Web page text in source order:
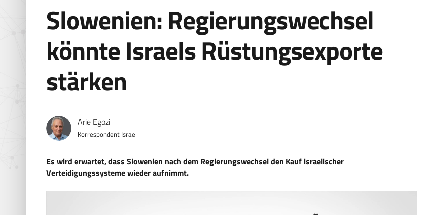
Slowenien: Regierungswechsel
könnte Israels Rüstungsexporte
stärken
Arie Egozi
Korrespondent Israel
Es wird erwartet, dass Slowenien nach dem Regierungswechsel den Kauf israelischer
Verteidigungssysteme wieder aufnimmt.